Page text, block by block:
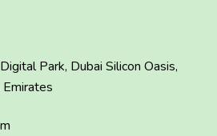
Park, Dubai Silicon Oasis,